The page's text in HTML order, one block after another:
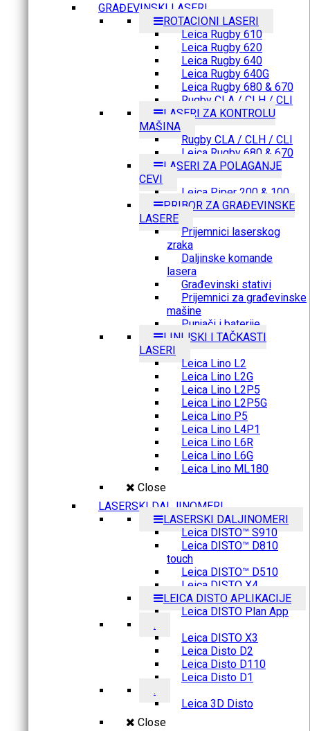
GRAĐEVINSKI LASERI
ROTACIONI LASERI
Leica Rugby 610
Leica Rugby 620
Leica Rugby 640
Leica Rugby 640G
Leica Rugby 680 & 670
Rugby CLA / CLH / CLI
LASERI ZA KONTROLU
MAŠINA
Rugby CLA / CLH / CLI
Leica Rugby 680 & 670
LASERI ZA POLAGANJE
CEVI
Leica Piper 200 & 100
PRIBOR ZA GRAĐEVINSKE
LASERE
Prijemnici laserskog
zraka
Daljinske komande
lasera
Građevinski stativi
Prijemnici za građevinske
mašine
Punjači i baterije
LINIJSKI I TAČKASTI
LASERI
Leica Lino L2
Leica Lino L2G
Leica Lino L2P5
Leica Lino L2P5G
Leica Lino P5
Leica Lino L4P1
Leica Lino L6R
Leica Lino L6G
Leica Lino ML180
Close
LASERSKI DALJINOMERI
LASERSKI DALJINOMERI
Leica DISTO™ S910
Leica DISTO™ D810
touch
Leica DISTO™ D510
Leica DISTO X4
LEICA DISTO APLIKACIJE
Leica DISTO Plan App
.
Leica DISTO X3
Leica Disto D2
Leica Disto D110
Leica Disto D1
.
Leica 3D Disto
Close